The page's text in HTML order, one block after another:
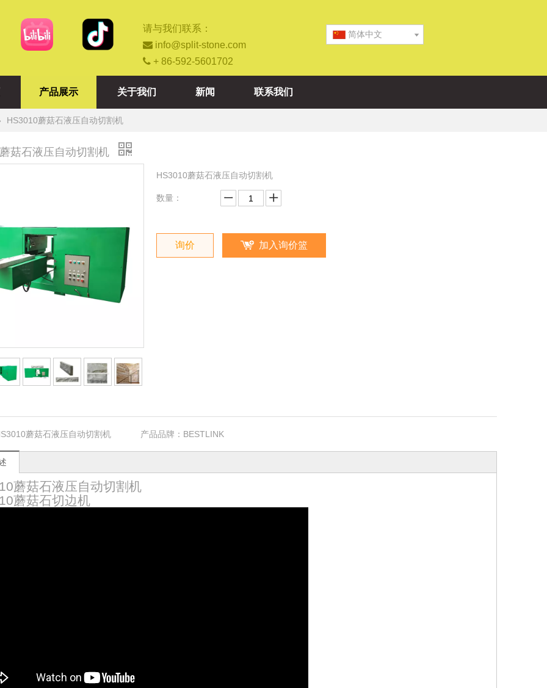
请与我们联系：
 info@split-stone.com
 + 86-592-5601702
简体中文
产品展示 关于我们 新闻 联系我们
HS3010蘑菇石液压自动切割机
菇石液压自动切割机
HS3010蘑菇石液压自动切割机
数量：
询价 加入询价篮
蘑菇石液压自动切割机 产品品牌： BESTLINK
蘑菇石液压自动切割机
蘑菇石切边机